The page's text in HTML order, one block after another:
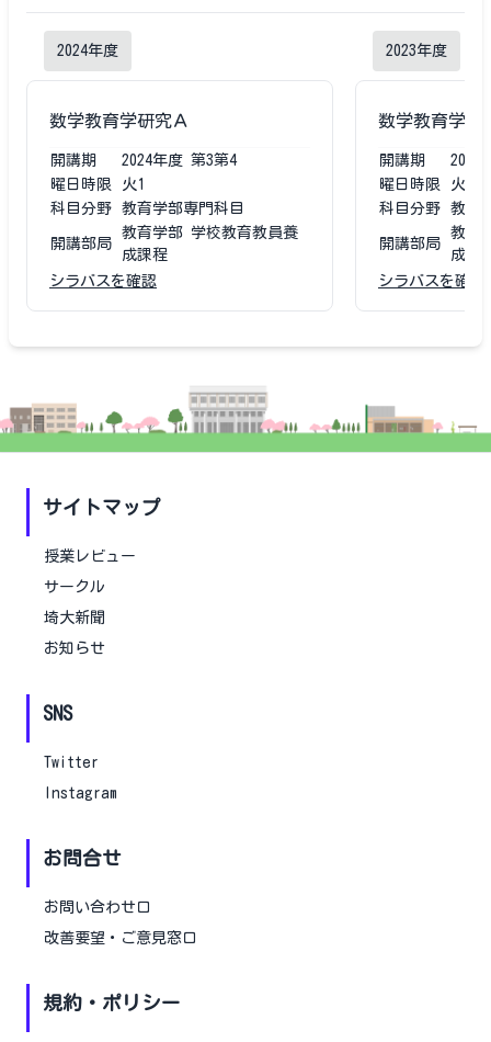
2024年度
数学教育学研究Ａ
開講期 2024年度 第3第4
曜日時限
火1
科目分野
教育学部専門科目
開講部局
教育学部 学校教育教員養
成課程
シラバスを確認
2023年度
数学教育学研
開講期 2023
曜日時限
火1
科目分野
教育
開講部局
教育
成課
シラバスを確認
サイトマップ
授業レビュー
サークル
埼大新聞
お知らせ
SNS
Twitter
Instagram
お問合せ
お問い合わせ口
改善要望・ご意見窓口
規約・ポリシー